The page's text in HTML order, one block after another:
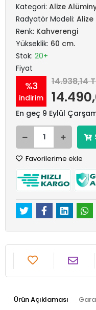
Kategori: Alize
Radyatör Modeli: Alize
Renk: Kahverengi
Yükseklik: 60 cm.
Stok: 20+
Fiyat
%3
indirim
14.938,14
En geç 9 Eylül
Favorilerime ekle
Ürün Açıklaması